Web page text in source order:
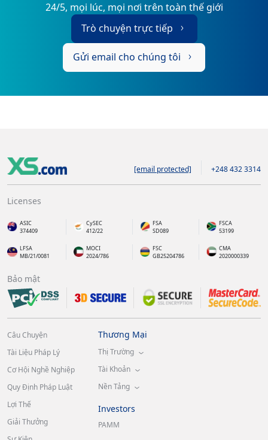
24/5, mọi lúc, mọi nơi trên toàn thế giới
Trò chuyện trực tiếp
Gửi email cho chúng tôi
[email protected] +248 432 3314
Licenses
ASIC
374409
CySEC
412/22
FSA
SD089
FSCA
53199
LFSA
MB/21/0081
MOCI
2024/786
FSC
GB25204786
CMA
2020000339
Bảo mật
Câu Chuyện
Tài Liệu Pháp Lý
Cơ Hội Nghề Nghiệp
Quy Định Pháp Luật
Lợi Thế
Giải Thưởng
Thương Mại
Thị Trường
Tài Khoản
Nền Tảng
Investors
PAMM